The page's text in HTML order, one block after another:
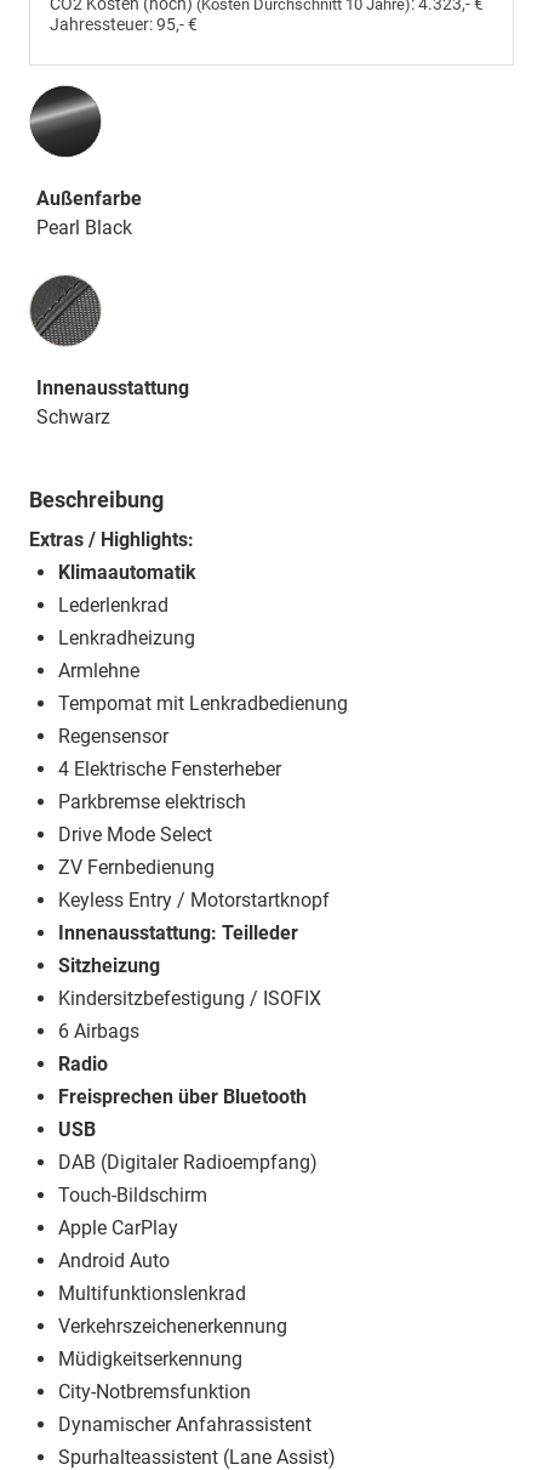
(Kosten Durchschnitt 10 Jahre)
Jahressteuer:95,- €
Außenfarbe
Pearl Black
Innenausstattung
Innenausstattung
Schwarz
Beschreibung
Extras / Highlights:
Klimaautomatik
Lederlenkrad
Lenkradheizung
Armlehne
Tempomat mit Lenkradbedienung
Regensensor
4 Elektrische Fensterheber
Parkbremse elektrisch
Drive Mode Select
ZV Fernbedienung
Keyless Entry / Motorstartknopf
Innenausstattung: Teilleder
Sitzheizung
Kindersitzbefestigung / ISOFIX
6 Airbags
Radio
Freisprechen über Bluetooth
USB
DAB (Digitaler Radioempfang)
Touch-Bildschirm
Apple CarPlay
Android Auto
Multifunktionslenkrad
Verkehrszeichenerkennung
Müdigkeitserkennung
City-Notbremsfunktion
Dynamischer Anfahrassistent
Spurhalteassistent (Lane Assist)